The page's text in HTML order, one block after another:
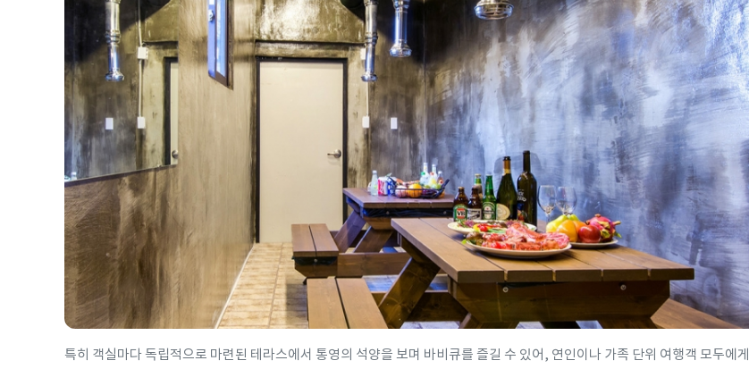
특히 객실마다 독립적으로 마련된 테라스에서 통영의 석양을 보며 바비큐를 즐길 수 있어, 연인이나 가족 단위 여행객 모두에게